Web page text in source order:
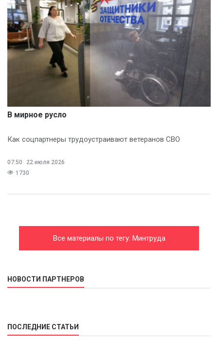
В мирное русло
Как соцпартнеры трудоустраивают ветеранов СВО
07:50
22 июля 2026
1730
Все материалы по тегу: Минтруда
НОВОСТИ ПАРТНЕРОВ
ПОСЛЕДНИЕ СТАТЬИ